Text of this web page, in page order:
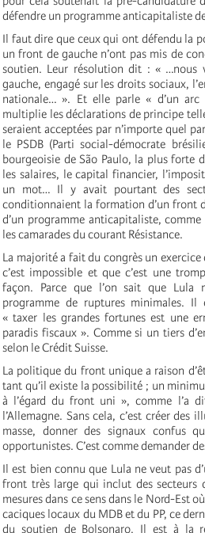
défendre un programme anticapitaliste
Il faut dire que ceux qui ont défendu la
un front de gauche n’ont pas mis de
soutien. Leur résolution dit : « …nous
gauche, engagé sur les droits sociaux,
nationale… ». Et elle parle « d’un arc
multiplie les déclarations de principe
seraient acceptées par n’importe quel
le PSDB (Parti social-démocrate
bourgeoisie de São Paulo, la plus forte
les salaires, le capital financier,
un mot… Il y avait pourtant des
conditionnaient la formation d’un front
d’un programme anticapitaliste,
les camarades du courant Résistance.
La majorité a fait du congrès un exercice
c’est impossible et que c’est une
façon. Parce que l’on sait que Lula
programme de ruptures minimales. Il
« taxer les grandes fortunes est une
paradis fiscaux ». Comme si un tiers
selon le Crédit Suisse.
La politique du front unique a raison
tant qu’il existe la possibilité ; un
à l’égard du front uni », comme l’a
l’Allemagne. Sans cela, c’est créer des
masse, donner des signaux confus
opportunistes. C’est comme demander
Il est bien connu que Lula ne veut pas
front très large qui inclut des secteurs
mesures dans ce sens dans le Nord-Est
caciques locaux du MDB et du PP, ce
du soutien de Bolsonaro. Il est à la